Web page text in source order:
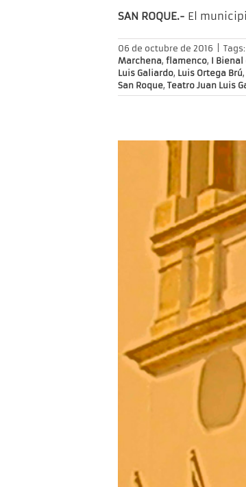
SAN ROQUE.- El
06 de octubre de 2016 Tags:
Marchena, flamenco, I Bienal
Luis Galiardo, Luis Ortega Brú,
San Roque, Teatro Juan Luis